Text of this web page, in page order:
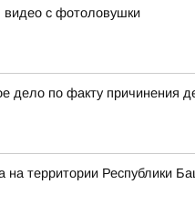
видео с фотоловушки
дело по факту причинения
территории Республики